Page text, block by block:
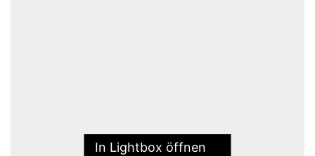
In Lightbox öffnen